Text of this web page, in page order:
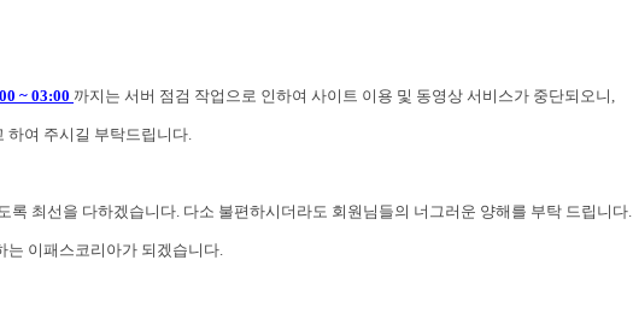
~ 03:00 까지는 서버 점검 작업으로 인하여 사이트 이용 및 동영상 서비스가 중단되오니,
하여 주시길 부탁드립니다.
록 최선을 다하겠습니다. 다소 불편하시더라도 회원님들의 너그러운 양해를 부탁 드립니다.
는 이패스코리아가 되겠습니다.